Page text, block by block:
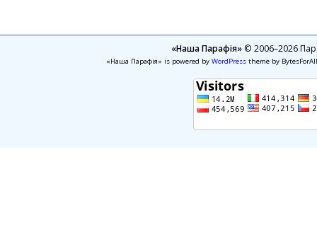
«Наша Парафія»© 2006–2026
«Наша Парафія» is powered by WordPresstheme by